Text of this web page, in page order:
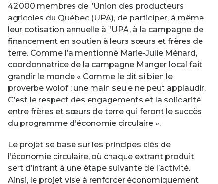
42 000 membres de l’Union des producteurs
agricoles du Québec (UPA), de participer, à même
leur cotisation annuelle à l’UPA, à la campagne de
financement en soutien à leurs sœurs et frères de
terre. Comme l’a mentionné Marie-Julie Ménard,
coordonnatrice de la campagne Manger local fait
grandir le monde « Comme le dit si bien le
proverbe wolof : une main seule ne peut applaudir.
C’est le respect des engagements et la solidarité
entre frères et sœurs de terre qui feront le succès
du programme d’économie circulaire ».
Le projet se base sur les principes clés de
l’économie circulaire, où chaque extrant produit
sert d’intrant à une étape suivante de l’activité.
Ainsi, le projet vise à renforcer économiquement